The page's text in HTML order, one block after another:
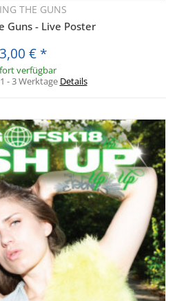
THE GUNS
Guns - Live Poster
3,00 € *
verfügbar
1 - 3 Werktage Details